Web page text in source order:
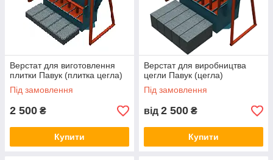
Верстат для виготовлення
плитки Павук (плитка цегла)
Під замовлення
2 500 ₴
Купити
Верстат для виробництва
цегли Павук (цегла)
Під замовлення
від 2 500 ₴
Купити